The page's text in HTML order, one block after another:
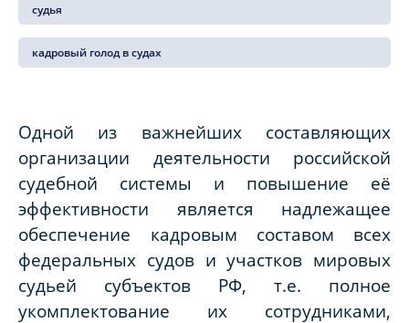
судья
кадровый голод в судах
Одной из важнейших составляющих
организации деятельности российской
судебной системы и повышение её
эффективности является надлежащее
обеспечение кадровым составом
всех
федеральных судов и участков мировых
судьей субъектов РФ, т.е. полное
укомплектование их сотрудниками,